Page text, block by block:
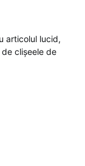
articolul lucid,
clișeele de